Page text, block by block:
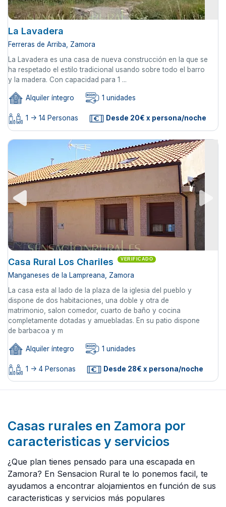
La Lavadera
Ferreras de Arriba, Zamora
La Lavadera es una casa de nueva construcción en la que se
ha respetado el estilo tradicional usando sobre todo el barro
y la madera. Con capacidad para 1 ...
Alquiler íntegro 1 unidades
1 -> 14 Personas Desde 20€ x persona/noche
Casa Rural Los Chariles VERIFICADO
Manganeses de la Lampreana, Zamora
La casa esta al lado de la plaza de la iglesia del pueblo y
dispone de dos habitaciones, una doble y otra de
matrimonio, salon comedor, cuarto de baño y cocina
completamente dotadas y amuebladas. En su patio dispone
de barbacoa y m
Alquiler íntegro 1 unidades
1 -> 4 Personas Desde 28€ x persona/noche
Casas rurales en Zamora por
caracteristicas y servicios
¿Que plan tienes pensado para una escapada en
Zamora? En Sensacion Rural te lo ponemos facil, te
ayudamos a encontrar alojamientos en función de sus
caracteristicas y servicios más populares